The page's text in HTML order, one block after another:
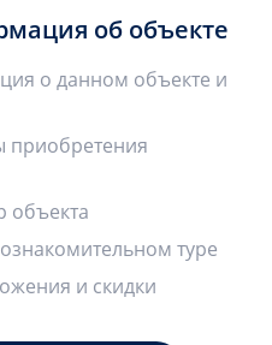
об объекте
о данном объекте и
приобретения
объекта
туре
и скидки